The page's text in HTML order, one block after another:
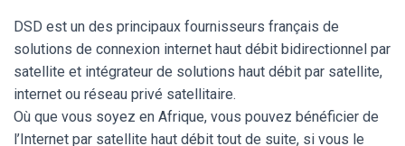
DSD est un des principaux fournisseurs français de
solutions de connexion internet haut débit bidirectionnel par
satellite et intégrateur de solutions haut débit par satellite,
internet ou réseau privé satellitaire.
Où que vous soyez en Afrique, vous pouvez bénéficier de
l’Internet par satellite haut débit tout de suite, si vous le